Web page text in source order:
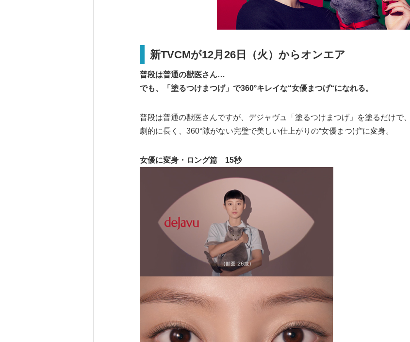
新TVCMが12月26日（火）からオンエア
普段は普通の獣医さん…
でも、「塗るつけまつげ」で360°キレイな“女優まつげ“になれる。
普段は普通の獣医さんですが、デジャヴュ「塗るつけまつげ」を塗るだけで、
劇的に長く、360°隙がない完璧で美しい仕上がりの“女優まつげ”に変身。
女優に変身・ロング篇 15秒